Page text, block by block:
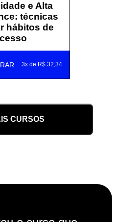
e Alta
técnicas
hábitos de
3x de R$ 32,34
CURSOS